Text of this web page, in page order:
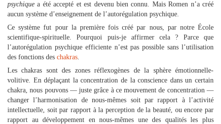
psychique a été accepté et est devenu bien connu. Mais Romen n’a créé
aucun système d’enseignement de l’autorégulation psychique.
Ce système fut pour la première fois créé par nous, par notre École
scientifique-spirituelle. Pourquoi puis-je affirmer cela ? Parce que
l’autorégulation psychique efficiente n’est pas possible sans l’utilisation
des fonctions des chakras.
Les chakras sont des zones réflexogènes de la sphère émotionnelle-
volitive. En déplaçant la concentration de la conscience dans un certain
chakra, nous pouvons — juste grâce à ce mouvement de concentration —
changer l’harmonisation de nous-mêmes soit par rapport à l’activité
intellectuelle, soit par rapport à la perception de la beauté, ou encore par
rapport au développement en nous-mêmes une des qualités les plus